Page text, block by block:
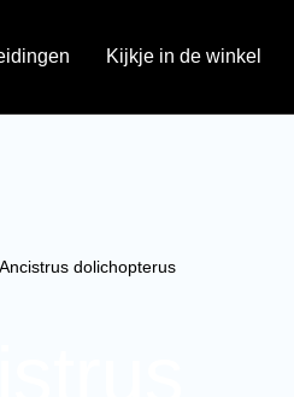
Kijkje in de winkel
Ancistrus dolichopterus